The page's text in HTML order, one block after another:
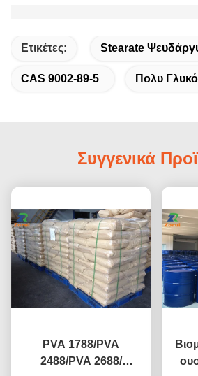
Ετικέτες: Stearate
CAS 9002-89-5 Πολυ
Συγγενικά
PVA 1788/PVA
2488/PVA 2688/